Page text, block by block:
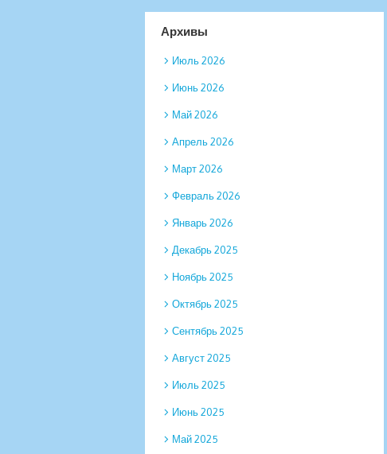
Архивы
Июль 2026
Июнь 2026
Май 2026
Апрель 2026
Март 2026
Февраль 2026
Январь 2026
Декабрь 2025
Ноябрь 2025
Октябрь 2025
Сентябрь 2025
Август 2025
Июль 2025
Июнь 2025
Май 2025